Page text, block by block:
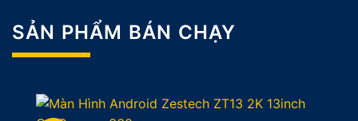
SẢN PHẨM BÁN CHẠY